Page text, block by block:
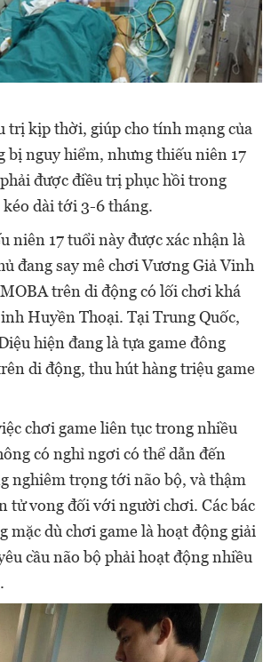
trị kịp thời, giúp cho tính mạng của
bị nguy hiểm, nhưng thiếu niên 17
được điều trị phục hồi trong
dài tới 3-6 tháng.
niên 17 tuổi này được xác nhận là
đang say mê chơi Vương Giả Vinh
trên di động có lối chơi khá
Huyền Thoại. Tại Trung Quốc,
hiện đang là tựa game đông
di động, thu hút hàng triệu game
chơi game liên tục trong nhiều
có nghỉ ngơi có thể dẫn đến
nghiêm trọng tới não bộ, và thậm
tử vong đối với người chơi. Các bác
mặc dù chơi game là hoạt động giải
cầu não bộ phải hoạt động nhiều